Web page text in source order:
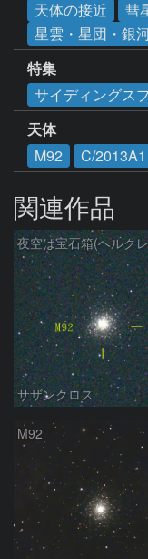
天体の接近
彗
星雲・星団・銀
特集
サイディングス
天体
M92
C/2013A1
関連作品
サザンクロス
M92